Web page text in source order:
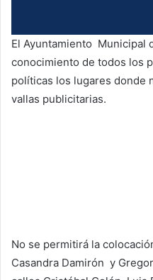
El Ayuntamiento Municipal
conocimiento de todos los
políticas los lugares donde
vallas publicitarias.
No se permitirá la
Casandra Damirón y